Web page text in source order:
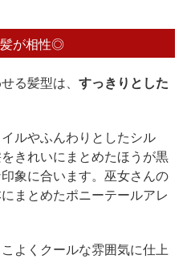
が相性◎
る髪型は、 すっきりとした
ルやふんわりとしたシル
きれいにまとめたほうが黒
象に合います。巫女さんの
まとめたポニーテールアレ
よくクールな雰囲気に仕上